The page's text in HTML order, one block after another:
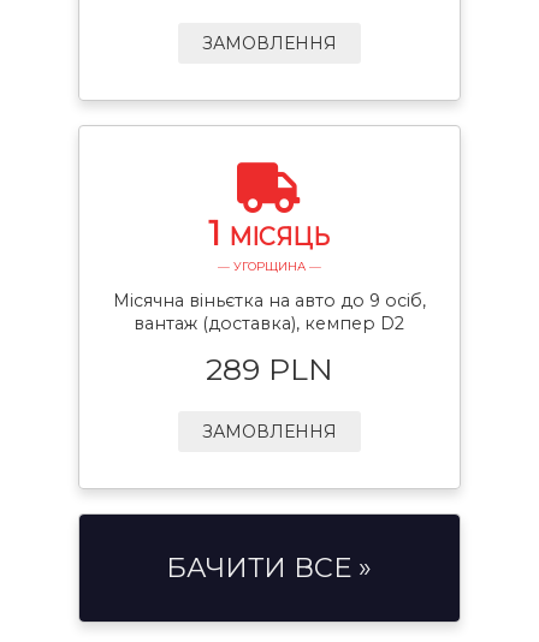
ЗАМОВЛЕННЯ
1 МІСЯЦЬ
— УГОРЩИНА —
Місячна віньєтка на авто до 9 осіб,
вантаж (доставка), кемпер D2
289 PLN
ЗАМОВЛЕННЯ
БАЧИТИ ВСЕ »